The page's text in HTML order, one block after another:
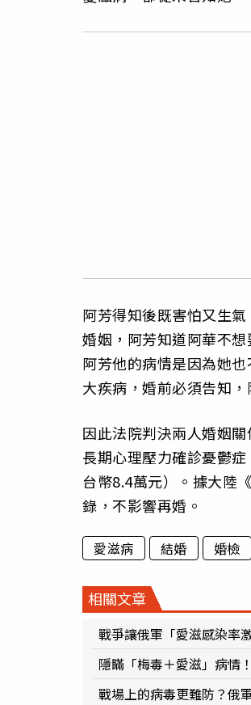
阿芳得知後既害怕又生
婚姻，阿芳知道阿華不
阿芳他的病情是因為她
大疾病，婚前必須告知
因此法院判決兩人婚姻
長期心理壓力確診憂鬱
台幣8.4萬元）。據大陸
錄，不影響再婚。
愛滋病 結婚 婚檢
相關文章
戰爭讓俄軍「愛滋感染率
隱瞞「梅毒＋愛滋」病情
戰場上的病毒更難防？俄